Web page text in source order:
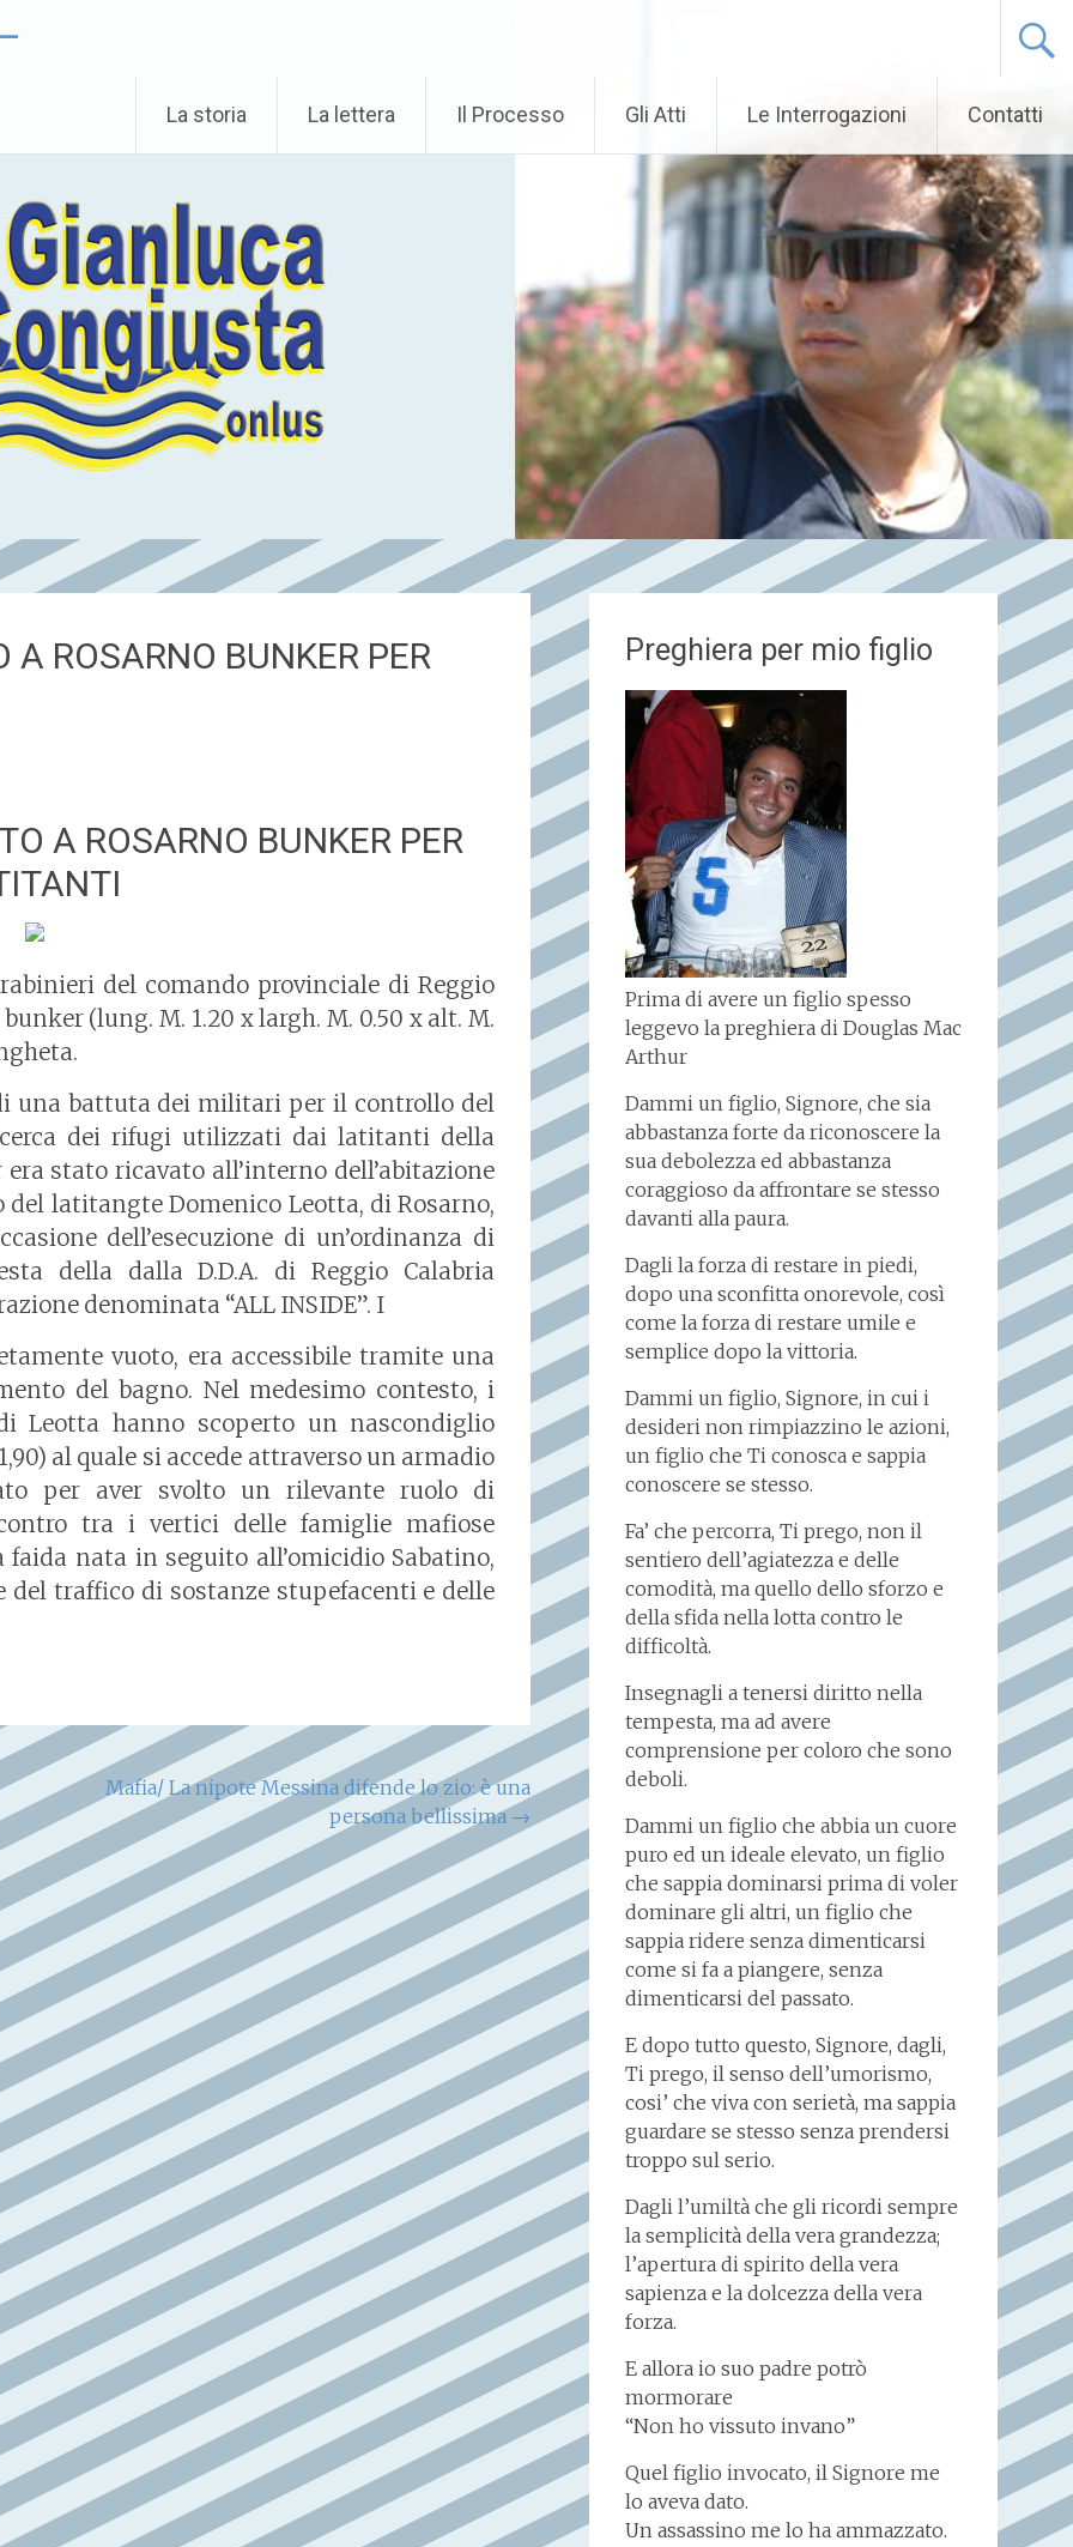
La storia La lettera Il Processo Gli Atti Le Interrogazioni Contatti
A ROSARNO BUNKER PER
A ROSARNO BUNKER PER
del comando provinciale di Reggio
(lung. M. 1.20 x largh. M. 0.50 x alt. M.
una battuta dei militari per il controllo del
dei rifugi utilizzati dai latitanti della
stato ricavato all’interno dell’abitazione
del latitangte Domenico Leotta, di Rosarno,
dell’esecuzione di un’ordinanza di
della dalla D.D.A. di Reggio Calabria
denominata “ALL INSIDE”. I
vuoto, era accessibile tramite una
del bagno. Nel medesimo contesto, i
Leotta hanno scoperto un nascondiglio
al quale si accede attraverso un armadio
per aver svolto un rilevante ruolo di
tra i vertici delle famiglie mafiose
faida nata in seguito all’omicidio Sabatino,
traffico di sostanze stupefacenti e delle
Mafia/ La nipote Messina difende lo zio: è una
persona bellissima →
Preghiera per mio figlio
Prima di avere un figlio spesso
leggevo la preghiera di Douglas Mac
Arthur
Dammi un figlio, Signore, che sia
abbastanza forte da riconoscere la
sua debolezza ed abbastanza
coraggioso da affrontare se stesso
davanti alla paura.
Dagli la forza di restare in piedi,
dopo una sconfitta onorevole, così
come la forza di restare umile e
semplice dopo la vittoria.
Dammi un figlio, Signore, in cui i
desideri non rimpiazzino le azioni,
un figlio che Ti conosca e sappia
conoscere se stesso.
Fa’ che percorra, Ti prego, non il
sentiero dell’agiatezza e delle
comodità, ma quello dello sforzo e
della sfida nella lotta contro le
difficoltà.
Insegnagli a tenersi diritto nella
tempesta, ma ad avere
comprensione per coloro che sono
deboli.
Dammi un figlio che abbia un cuore
puro ed un ideale elevato, un figlio
che sappia dominarsi prima di voler
dominare gli altri, un figlio che
sappia ridere senza dimenticarsi
come si fa a piangere, senza
dimenticarsi del passato.
E dopo tutto questo, Signore, dagli,
Ti prego, il senso dell’umorismo,
cosi’ che viva con serietà, ma sappia
guardare se stesso senza prendersi
troppo sul serio.
Dagli l’umiltà che gli ricordi sempre
la semplicità della vera grandezza;
l’apertura di spirito della vera
sapienza e la dolcezza della vera
forza.
E allora io suo padre potrò
mormorare
“Non ho vissuto invano”
Quel figlio invocato, il Signore me
lo aveva dato.
Un assassino me lo ha ammazzato.